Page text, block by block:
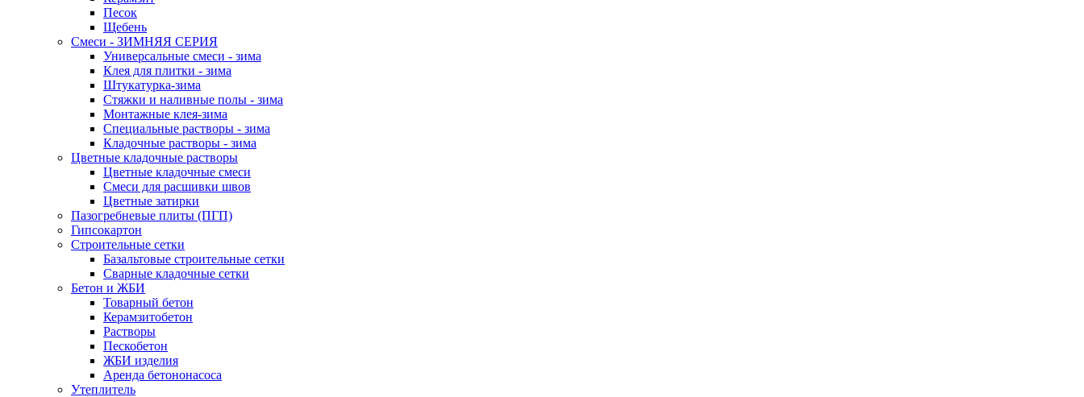
Песок
Щебень
Смеси - ЗИМНЯЯ СЕРИЯ
Универсальные смеси - зима
Клея для плитки - зима
Штукатурка-зима
Стяжки и наливные полы - зима
Монтажные клея-зима
Специальные растворы - зима
Кладочные растворы - зима
Цветные кладочные растворы
Цветные кладочные смеси
Cмеси для расшивки швов
Цветные затирки
Пазогребневые плиты (ПГП)
Гипсокартон
Строительные сетки
Базальтовые строительные сетки
Сварные кладочные сетки
Бетон и ЖБИ
Товарный бетон
Керамзитобетон
Растворы
Пескобетон
ЖБИ изделия
Аренда бетононасоса
Утеплитель